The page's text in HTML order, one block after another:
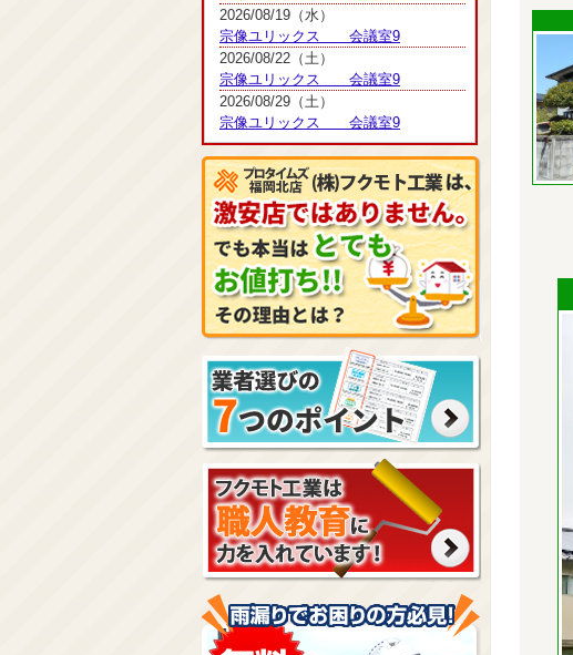
2026/08/19（水）
宗像ユリックス 会議室9
2026/08/22（土）
宗像ユリックス 会議室9
2026/08/29（土）
宗像ユリックス 会議室9